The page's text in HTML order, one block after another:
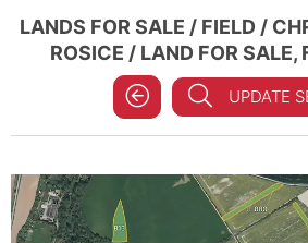
LANDS FOR SALE / FIELD /
ROSICE / LAND FOR SALE,
UPDATE